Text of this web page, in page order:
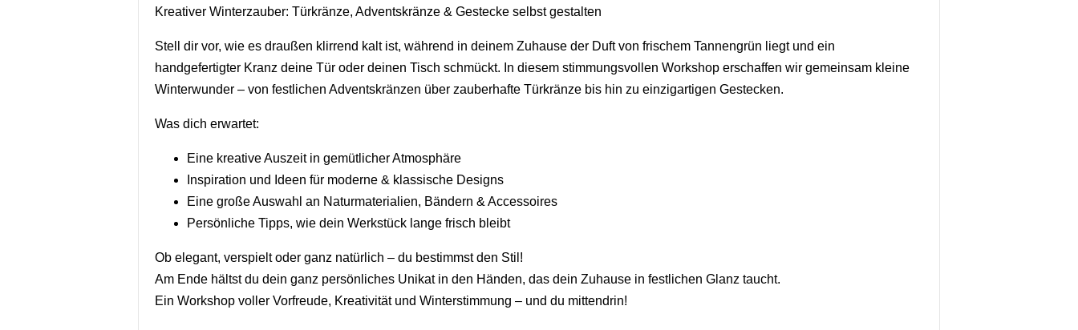
Kreativer Winterzauber: Türkränze, Adventskränze & Gestecke selbst gestalten
Stell dir vor, wie es draußen klirrend kalt ist, während in deinem Zuhause der Duft von frischem Tannengrün liegt und ein
handgefertigter Kranz deine Tür oder deinen Tisch schmückt. In diesem stimmungsvollen Workshop erschaffen wir gemeinsam kleine
Winterwunder – von festlichen Adventskränzen über zauberhafte Türkränze bis hin zu einzigartigen Gestecken.
Was dich erwartet:
Eine kreative Auszeit in gemütlicher Atmosphäre
Inspiration und Ideen für moderne & klassische Designs
Eine große Auswahl an Naturmaterialien, Bändern & Accessoires
Persönliche Tipps, wie dein Werkstück lange frisch bleibt
Ob elegant, verspielt oder ganz natürlich – du bestimmst den Stil!
Am Ende hältst du dein ganz persönliches Unikat in den Händen, das dein Zuhause in festlichen Glanz taucht.
Ein Workshop voller Vorfreude, Kreativität und Winterstimmung – und du mittendrin!